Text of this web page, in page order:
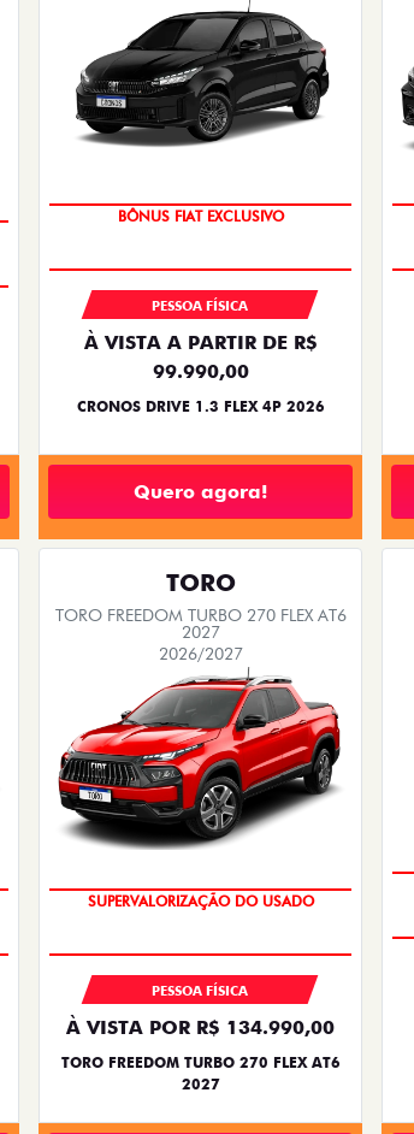
BÔNUS FIAT EXCLUSIVO
PESSOA FÍSICA
À VISTA A PARTIR DE R$
99.990,00
CRONOS DRIVE 1.3 FLEX 4P 2026
Quero agora!
TORO
TORO FREEDOM TURBO 270 FLEX AT6
2027
2026/2027
SUPERVALORIZAÇÃO DO USADO
PESSOA FÍSICA
À VISTA POR R$ 134.990,00
TORO FREEDOM TURBO 270 FLEX AT6
2027